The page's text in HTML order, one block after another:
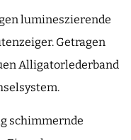
lumineszierende
Getragen
Alligatorlederband
schimmernde